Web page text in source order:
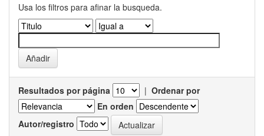
Usa los filtros para afinar la busqueda.
Resultados por página | Ordenar por
En orden
Autor/registro